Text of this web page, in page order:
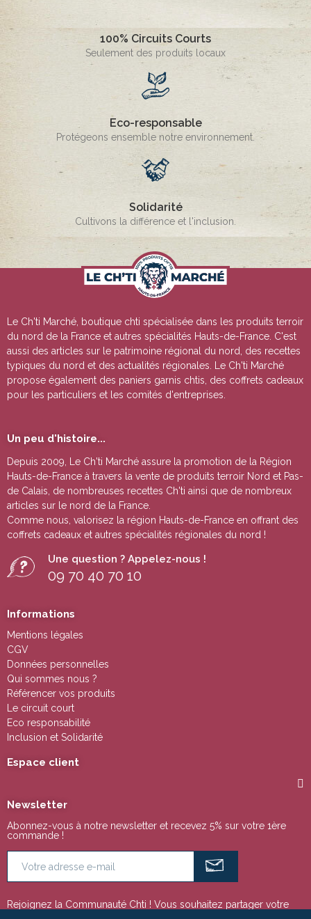
100% Circuits Courts
Seulement des produits locaux
Eco-responsable
Protégeons ensemble notre environnement.
Solidarité
Cultivons la différence et l'inclusion.
Le Ch'ti Marché, boutique chti spécialisée dans les produits terroir
du nord de la France et autres spécialités Hauts-de-France. C'est
aussi des articles sur le patrimoine régional du nord, des recettes
typiques du nord et des actualités régionales. Le Ch'ti Marché
propose également des paniers garnis chtis, des coffrets cadeaux
pour les particuliers et les comités d'entreprises.
Un peu d'histoire...
Depuis 2009, Le Ch'ti Marché assure la promotion de la Région
Hauts-de-France à travers la vente de produits terroir Nord et Pas-
de Calais, de nombreuses recettes Ch'ti ainsi que de nombreux
articles sur le nord de la France.
Comme nous, valorisez la région Hauts-de-France en offrant des
coffrets cadeaux et autres spécialités régionales du nord !
Une question ? Appelez-nous !
09 70 40 70 10
Informations
Mentions légales
CGV
Données personnelles
Qui sommes nous ?
Référencer vos produits
Le circuit court
Eco responsabilité
Inclusion et Solidarité
Espace client
Newsletter
Abonnez-vous à notre newsletter et recevez 5% sur votre 1ère
commande !
Rejoignez la Communauté Chti ! Vous souhaitez partager votre